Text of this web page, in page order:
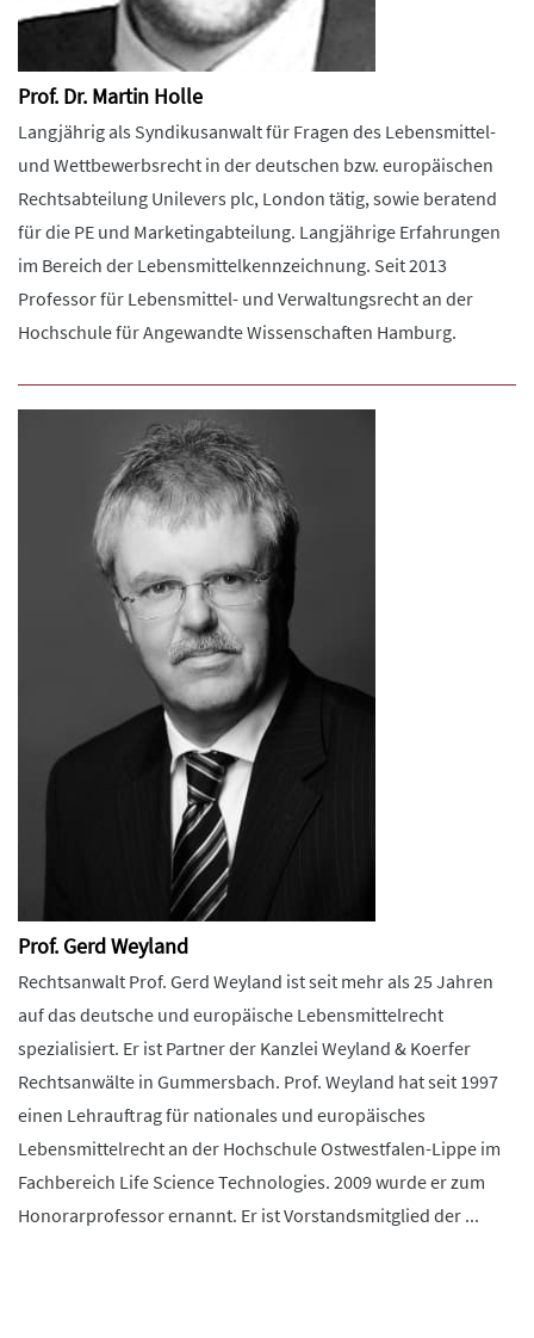
Prof. Dr. Martin Holle
Langjährig als Syndikusanwalt für Fragen des Lebensmittel-
und Wettbewerbsrecht in der deutschen bzw. europäischen
Rechtsabteilung Unilevers plc, London tätig, sowie beratend
für die PE und Marketingabteilung. Langjährige Erfahrungen
im Bereich der Lebensmittelkennzeichnung. Seit 2013
Professor für Lebensmittel- und Verwaltungsrecht an der
Hochschule für Angewandte Wissenschaften Hamburg.
Prof. Gerd Weyland
Rechtsanwalt Prof. Gerd Weyland ist seit mehr als 25 Jahren
auf das deutsche und europäische Lebensmittelrecht
spezialisiert. Er ist Partner der Kanzlei Weyland & Koerfer
Rechtsanwälte in Gummersbach. Prof. Weyland hat seit 1997
einen Lehrauftrag für nationales und europäisches
Lebensmittelrecht an der Hochschule Ostwestfalen-Lippe im
Fachbereich Life Science Technologies. 2009 wurde er zum
Honorarprofessor ernannt. Er ist Vorstandsmitglied der ...